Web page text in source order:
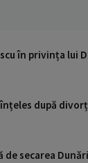
în privința lui
după
secarea